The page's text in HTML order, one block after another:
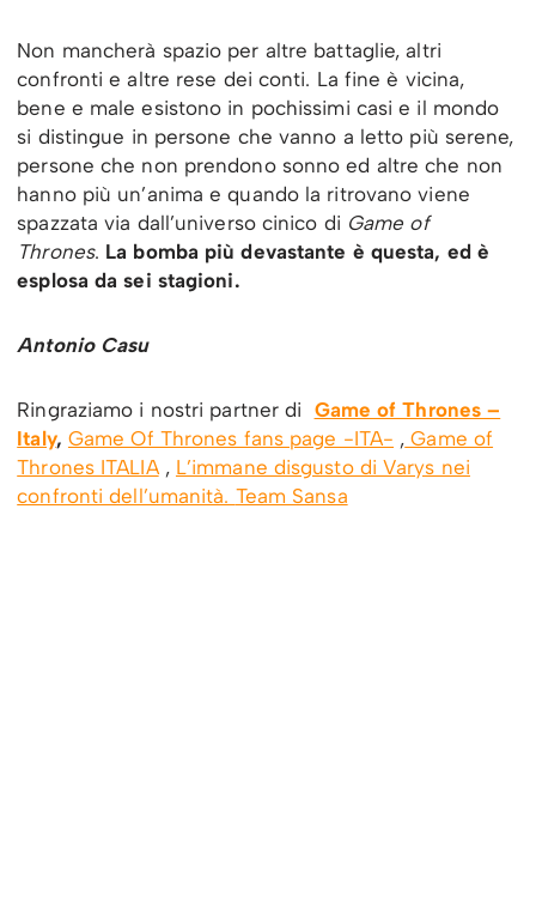
Non mancherà spazio per altre battaglie, altri
confronti e altre rese dei conti. La fine è vicina,
bene e male esistono in pochissimi casi e il mondo
si distingue in persone che vanno a letto più serene,
persone che non prendono sonno ed altre che non
hanno più un’anima e quando la ritrovano viene
spazzata via dall’universo cinico di Game of
Thrones. La bomba più devastante è questa, ed è
esplosa da sei stagioni.
Antonio Casu
Ringraziamo i nostri partner di Game of Thrones –
Italy, Game Of Thrones fans page -ITA- , Game of
Thrones ITALIA, L’immane disgusto di Varys nei
confronti dell’umanità. Team Sansa